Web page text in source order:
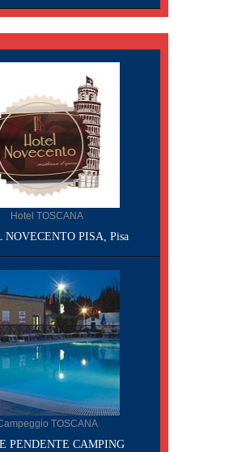
Hotel TOSCANA
NOVECENTO PISA, Pisa
TOSCANA
PENDENTE CAMPING